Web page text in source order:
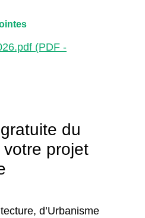
(PDF -
du
projet
d’Urbanisme